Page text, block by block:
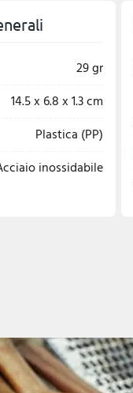
29 gr
14.5 x 6.8 x 1.3 cm
Plastica (PP)
inossidabile